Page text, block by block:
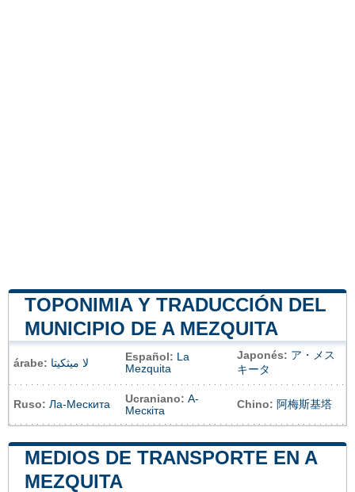
TOPONIMIA Y TRADUCCIÓN DEL
MUNICIPIO DE A MEZQUITA
árabe: لا ميثكيتا
Español:
La
Mezquita
Japonés: ア・メス
キータ
Ruso: Ла-Мескита Ucraniano: А-
Мескіта
Chino: 阿梅斯基塔
MEDIOS DE TRANSPORTE EN A
MEZQUITA